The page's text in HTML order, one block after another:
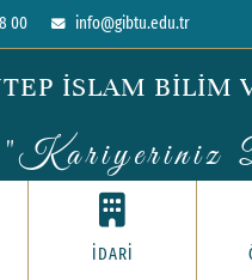
00 info@gibtu.edu.tr
İSLAM BİLİM
"Kariyeriniz
İDARİ